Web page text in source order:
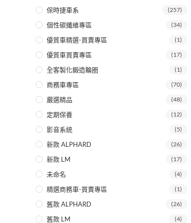
保時捷車系 (257)
個性碳纖維專區 (34)
優質車精選-買賣專區 (1)
優質車買賣專區 (17)
全客製化鍛造輪圈 (1)
商務車專區 (70)
嚴選精品 (48)
定期保養 (12)
影音系統 (5)
新款 ALPHARD (26)
新款 LM (17)
未命名 (4)
精選商務車-買賣專區 (1)
舊款 ALPHARD (26)
舊款 LM (4)